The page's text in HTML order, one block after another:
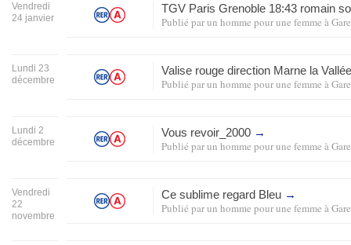
Vendredi
24 janvier
TGV Paris Grenoble 18:43 romain
Publié parun homme pour une femme à
Lundi 23
décembre
Valise rouge direction Marne la
Publié parun homme pour une femme à
Lundi 2
décembre
Vous revoir_2000 →
Publié parun homme pour une femme à
Vendredi
22
novembre
Ce sublime regard Bleu →
Publié parun homme pour une femme à